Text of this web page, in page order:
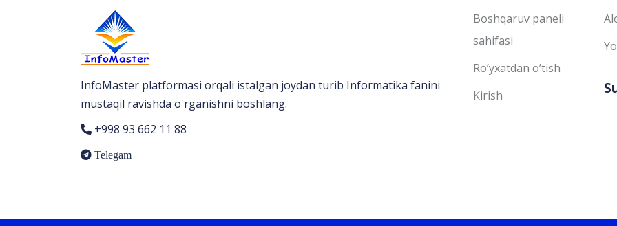
InfoMaster platformasi orqali istalgan joydan turib Informatika fanini
mustaqil ravishda o'rganishni boshlang.
+998 93 662 11 88
Telegam
Boshqaruv paneli
sahifasi
Ro’yxatdan o’tish
Kirish